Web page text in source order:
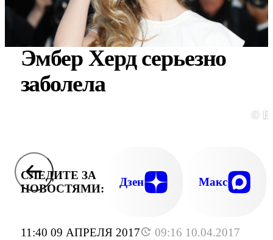
11:40 09 АПРЕЛЯ 2017
09:16 10.04.2017
Эмбер Херд серьезно
заболела
©
СЛЕДИТЕ ЗА
НОВОСТЯМИ:
Дзен Макс